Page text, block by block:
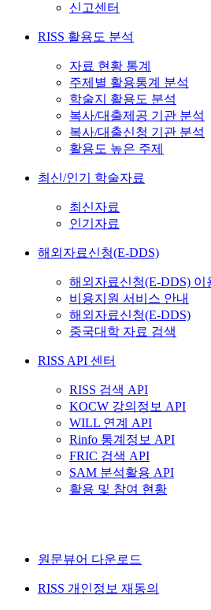
신고센터
RISS 활용도 분석
자료 현황 통계
주제별 활용통계 분석
학술지 활용도 분석
복사/대출제공 기관 분석
복사/대출신청 기관 분석
활용도 높은 주제
최신/인기 학술자료
최신자료
인기자료
해외자료신청(E-DDS)
해외자료신청(E-DDS) 이
비용지원 서비스 안내
해외자료신청(E-DDS)
중국대학 자료 검색
RISS API 센터
RISS 검색 API
KOCW 강의정보 API
WILL 연계 API
Rinfo 통계정보 API
FRIC 검색 API
SAM 분석활용 API
활용 및 참여 현황
원문뷰어 다운로드
RISS 개인정보 재동의